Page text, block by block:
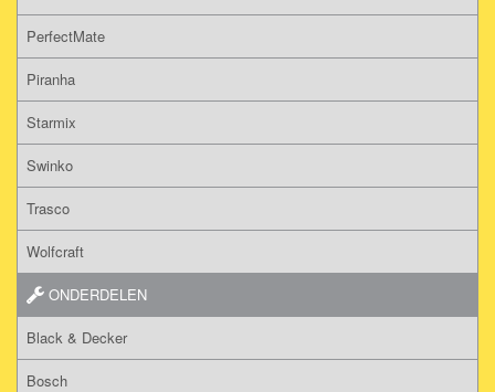
PerfectMate
Piranha
Starmix
Swinko
Trasco
Wolfcraft
ONDERDELEN
Black & Decker
Bosch